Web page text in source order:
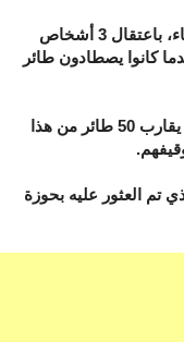
قامت مصالح الدرك الملكي يوم أمس الأربعاء، باعتقال 3 أشخاص
كانوا يصطادون طائر
وأفادت مصادر مطلعة، أنه تم العثور على ما يقارب 50 طائر من هذا
تم العثور عليه بحوزة